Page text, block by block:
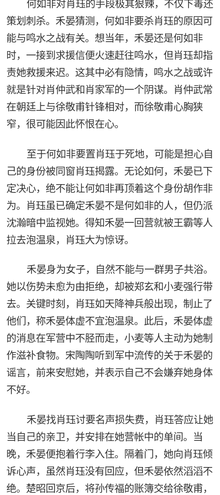
何如非对肖珏的手段极其狠辣，不仅下毒还
策划刺杀。禾晏猜测，何如非要杀肖珏的原因可
能与鸣水之战有关。想当年，禾晏还是何如非
时，一接到求援信便火速赶往鸣水，但肖珏却指
责她救援来迟。这其中必有隐情，鸣水之战或许
就是针对肖仲武和肖家军的一个阴谋。肖仲武常
在朝廷上与徐敬甫针锋相对，而徐敬甫心胸狭
窄，很可能因此怀恨在心。
至于何如非要置肖珏于死地，可能是担心自
己的身份被同窗肖珏揭露。无论如何，禾晏已下
定决心，绝不能让何如非再顶着这个身份胡作非
为。肖珏虽已确定禾晏不是何如非的人，但仍派
沈瀚暗中监视她。得知禾晏一回营就被王霸等人
拉去泡温泉，肖珏大为惊讶。
禾晏身为女子，自然不能与一群男子共浴。
她以伤势未愈为由拒绝，却被郑玄和小麦强行带
去。关键时刻，肖珏如天降神兵般出现，制止了
他们，称禾晏体虚不宜泡温泉。此后，禾晏体虚
的消息在军营中不胫而走，小麦等人主动为她制
作滋补食物。宋陶陶听到军中流传的关于禾晏的
谣言，前来安慰她，并表示自己不会嫌弃她身体
不好。
禾晏找肖珏讨要名声损失费，肖珏答应让她
当自己的亲卫，并安排在她营帐中的单间。当
晚，禾晏便抱着行李入住。隔着门，她向肖珏倾
诉心声，虽然肖珏没有回应，但禾晏依然滔滔不
绝。楚昭回京后，将孙传福的账簿交给徐敬甫，